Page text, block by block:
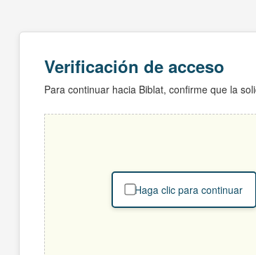
Verificación de acceso
Para continuar hacia Biblat, confirme que la
Haga clic para continuar